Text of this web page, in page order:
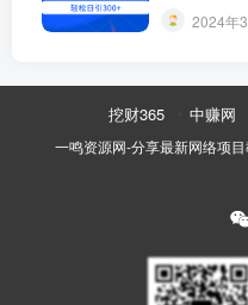
2024年
挖财365 中赚网
一鸣资源网-分享最新网络项